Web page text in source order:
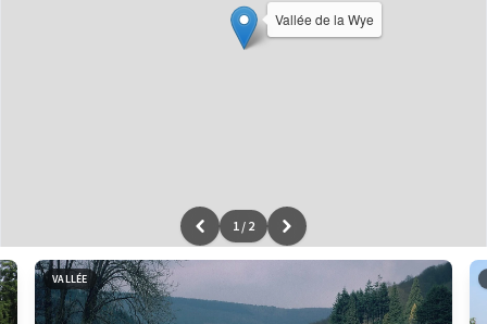
Vallée de la Wye
Leaflet|données ©OpenStreetMap/ODbL - renduOSM France
1 / 2
VALLÉE